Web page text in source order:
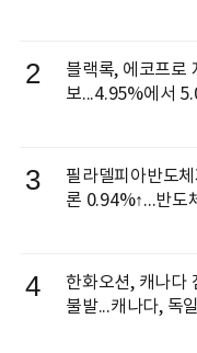
2
블랙록, 에코프로
보...4.95%에서
3
필라델피아반도
론 0.94%↑...반도
4
한화오션, 캐나다
불발...캐나다, 독